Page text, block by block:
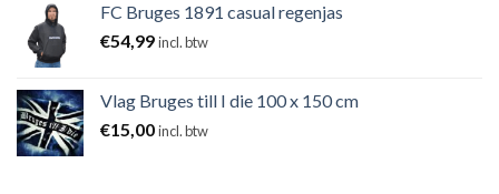
FC Bruges 1891 casual regenjas
€54,99incl. btw
Vlag Bruges till I die 100 x 150 cm
€15,00incl. btw